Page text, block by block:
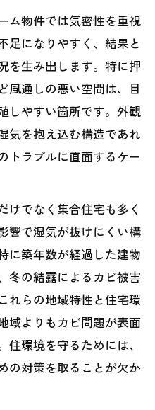
ム物件では気密性を重視
足になりやすく、結果と
を生み出します。特に押
風通しの悪い空間は、目
しやすい箇所です。外観
気を抱え込む構造であれ
トラブルに直面するケー
けでなく集合住宅も多く
響で湿気が抜けにくい構
に築年数が経過した建物
冬の結露によるカビ被害
れらの地域特性と住宅環
域よりもカビ問題が表面
環境を守るためには、
の対策を取ることが欠か